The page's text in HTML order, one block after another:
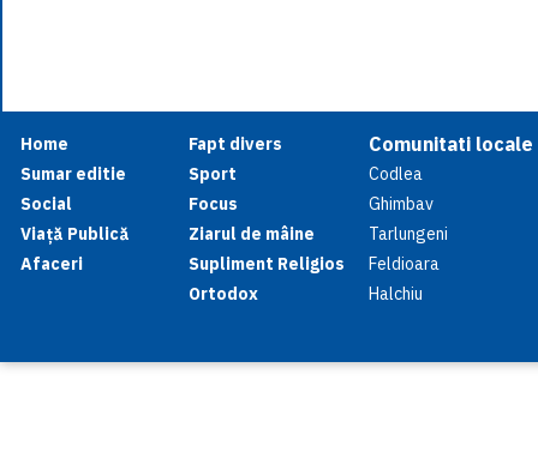
Home
Sumar editie
Social
Viață Publică
Afaceri
Fapt divers
Sport
Focus
Ziarul de mâine
Supliment Religios
Ortodox
Comunitati locale
Codlea
Ghimbav
Tarlungeni
Feldioara
Halchiu